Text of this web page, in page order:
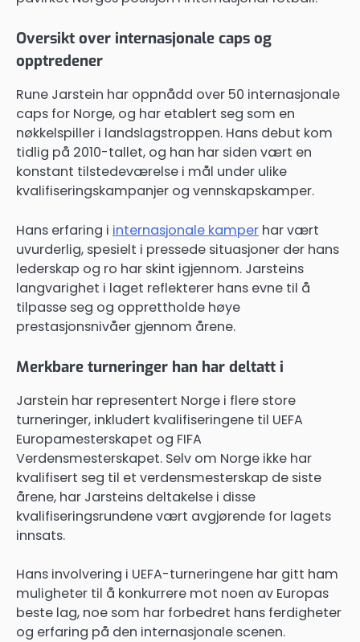
Oversikt over internasjonale caps og
opptredener
Rune Jarstein har oppnådd over 50 internasjonale
caps for Norge, og har etablert seg som en
nøkkelspiller i landslagstroppen. Hans debut kom
tidlig på 2010-tallet, og han har siden vært en
konstant tilstedeværelse i mål under ulike
kvalifiseringskampanjer og vennskapskamper.
Hans erfaring i internasjonale kamper har vært
uvurderlig, spesielt i pressede situasjoner der hans
lederskap og ro har skint igjennom. Jarsteins
langvarighet i laget reflekterer hans evne til å
tilpasse seg og opprettholde høye
prestasjonsnivåer gjennom årene.
Merkbare turneringer han har deltatt i
Jarstein har representert Norge i flere store
turneringer, inkludert kvalifiseringene til UEFA
Europamesterskapet og FIFA
Verdensmesterskapet. Selv om Norge ikke har
kvalifisert seg til et verdensmesterskap de siste
årene, har Jarsteins deltakelse i disse
kvalifiseringsrundene vært avgjørende for lagets
innsats.
Hans involvering i UEFA-turneringene har gitt ham
muligheter til å konkurrere mot noen av Europas
beste lag, noe som har forbedret hans ferdigheter
og erfaring på den internasjonale scenen.